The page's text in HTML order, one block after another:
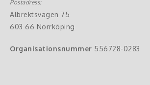
Postadress:
Albrektsvägen 75
603 66 Norrköping
Organisationsnummer 556728-0283